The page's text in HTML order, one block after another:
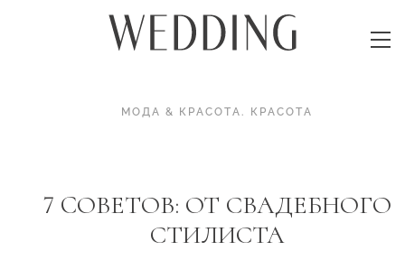
МОДА & КРАСОТА. КРАСОТА
7 CОВЕТОВ: ОТ СВАДЕБНОГО
СТИЛИСТА